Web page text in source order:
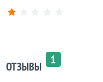
ОТЗЫВЫ
1